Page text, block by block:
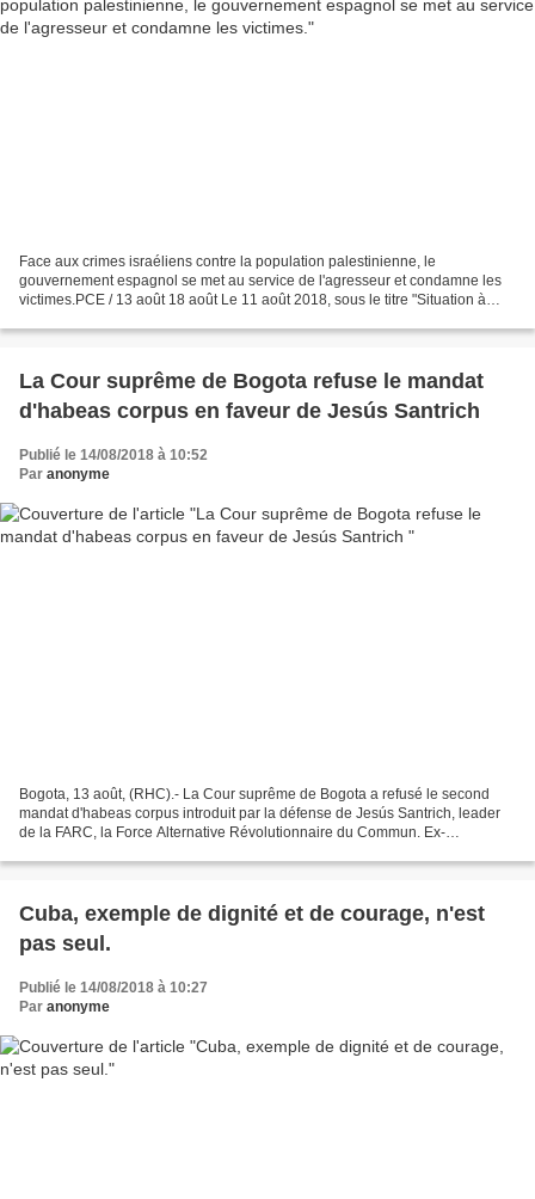
Face aux crimes israéliens contre la population palestinienne, le
gouvernement espagnol se met au service de l'agresseur et condamne les
victimes.PCE / 13 août 18 août Le 11 août 2018, sous le titre "Situation à
La Cour suprême de Bogota refuse le mandat
d'habeas corpus en faveur de Jesús Santrich
Publié le 14/08/2018 à 10:52
Par anonyme
Bogota, 13 août, (RHC).- La Cour suprême de Bogota a refusé le second
mandat d'habeas corpus introduit par la défense de Jesús Santrich, leader
de la FARC, la Force Alternative Révolutionnaire du Commun. Ex-
Cuba, exemple de dignité et de courage, n'est
pas seul.
Publié le 14/08/2018 à 10:27
Par anonyme